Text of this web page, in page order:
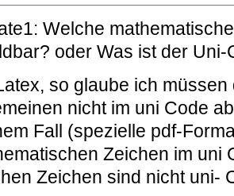
Welche
oder Was ist der Uni-
so glaube ich
nicht im uni Code
Fall (spezielle pdf-
Zeichen im uni
Zeichen sind nicht uni-